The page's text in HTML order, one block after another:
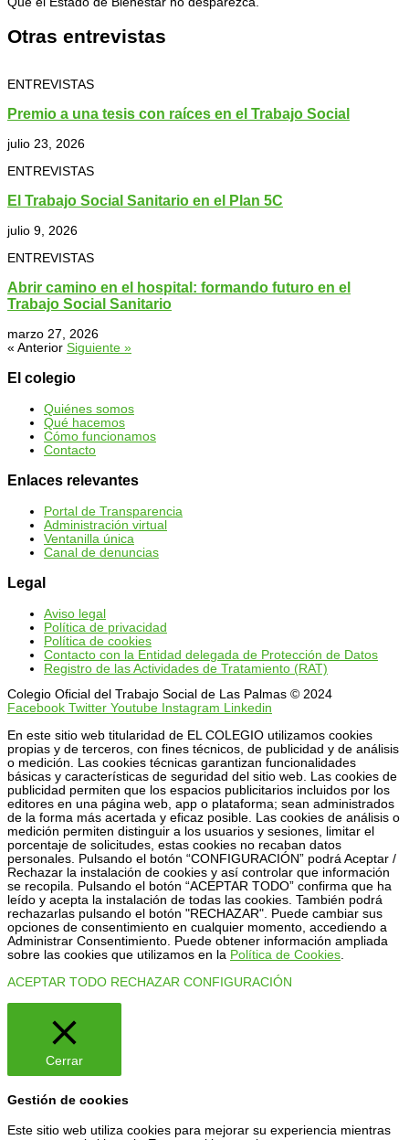
Otras entrevistas
ENTREVISTAS
Premio a una tesis con raíces en el Trabajo Social
julio 23, 2026
ENTREVISTAS
El Trabajo Social Sanitario en el Plan 5C
julio 9, 2026
ENTREVISTAS
Abrir camino en el hospital: formando futuro en el
Trabajo Social Sanitario
marzo 27, 2026
« Anterior Siguiente »
El colegio
Quiénes somos
Qué hacemos
Cómo funcionamos
Contacto
Enlaces relevantes
Portal de Transparencia
Administración virtual
Ventanilla única
Canal de denuncias
Legal
Aviso legal
Política de privacidad
Política de cookies
Contacto con la Entidad delegada de Protección de Datos
Registro de las Actividades de Tratamiento (RAT)
Colegio Oficial del Trabajo Social de Las Palmas © 2024
Facebook Twitter Youtube Instagram Linkedin
En este sitio web titularidad de EL COLEGIO utilizamos cookies
propias y de terceros, con fines técnicos, de publicidad y de análisis
o medición. Las cookies técnicas garantizan funcionalidades
básicas y características de seguridad del sitio web. Las cookies de
publicidad permiten que los espacios publicitarios incluidos por los
editores en una página web, app o plataforma; sean administrados
de la forma más acertada y eficaz posible. Las cookies de análisis o
medición permiten distinguir a los usuarios y sesiones, limitar el
porcentaje de solicitudes, estas cookies no recaban datos
personales. Pulsando el botón “CONFIGURACIÓN” podrá Aceptar /
Rechazar la instalación de cookies y así controlar que información
se recopila. Pulsando el botón “ACEPTAR TODO” confirma que ha
leído y acepta la instalación de todas las cookies. También podrá
rechazarlas pulsando el botón "RECHAZAR". Puede cambiar sus
opciones de consentimiento en cualquier momento, accediendo a
Administrar Consentimiento. Puede obtener información ampliada
sobre las cookies que utilizamos en la Política de Cookies.
ACEPTAR TODO RECHAZAR CONFIGURACIÓN
Cerrar
Gestión de cookies
Este sitio web utiliza cookies para mejorar su experiencia mientras